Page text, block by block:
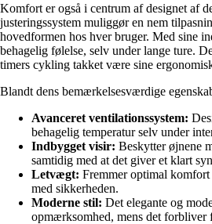
Komfort er også i centrum af designet af
justeringssystem muliggør en nem
hovedformen hos hver bruger. Med sine
behagelig følelse, selv under lange ture.
timers cykling takket være sine
Blandt dens bemærkelsesværdige
Avanceret ventilationssystem:
behagelig temperatur selv under
Indbygget visir: Beskytter øjnene
samtidig med at det giver et klart
Letvægt: Fremmer optimal
med sikkerheden.
Moderne stil: Det elegante og
opmærksomhed, mens det forbliver